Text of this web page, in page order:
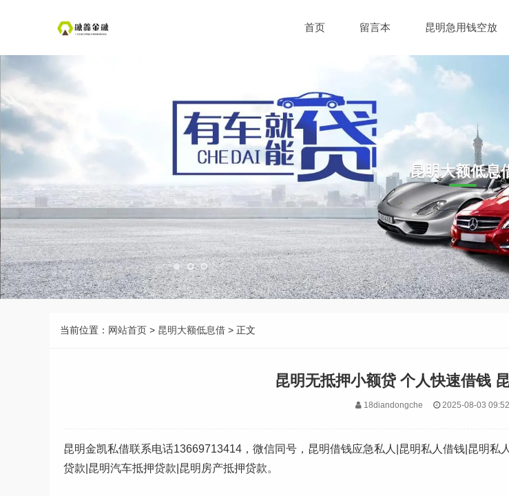
首页 留言本 昆明急用钱空放
昆明大额低息
当前位置： 网站首页 > 昆明大额低息借 > 正文
昆明无抵押小额贷 个人快速借钱
18diandongche 2025-08-03 09:52
昆明金凯私借联系电话13669713414，微信同号，昆明借钱应急私人|昆明私人借钱|昆明
贷款|昆明汽车抵押贷款|昆明房产抵押贷款。